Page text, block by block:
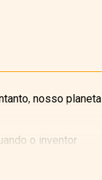
nosso planeta
o inventor